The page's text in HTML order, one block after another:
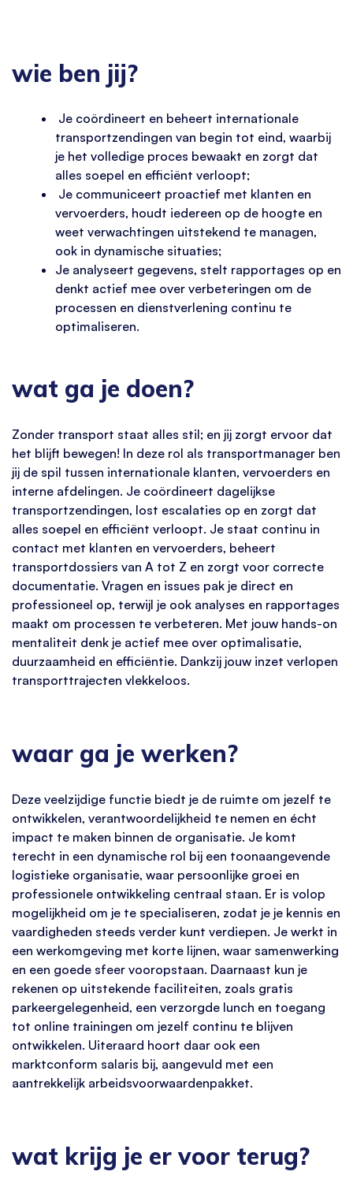
wie ben jij?
Je coördineert en beheert internationale
transportzendingen van begin tot eind, waarbij
je het volledige proces bewaakt en zorgt dat
alles soepel en efficiënt verloopt;
Je communiceert proactief met klanten en
vervoerders, houdt iedereen op de hoogte en
weet verwachtingen uitstekend te managen,
ook in dynamische situaties;
Je analyseert gegevens, stelt rapportages op en
denkt actief mee over verbeteringen om de
processen en dienstverlening continu te
optimaliseren.
wat ga je doen?
Zonder transport staat alles stil; en jij zorgt ervoor dat
het blijft bewegen! In deze rol als transportmanager ben
jij de spil tussen internationale klanten, vervoerders en
interne afdelingen. Je coördineert dagelijkse
transportzendingen, lost escalaties op en zorgt dat
alles soepel en efficiënt verloopt. Je staat continu in
contact met klanten en vervoerders, beheert
transportdossiers van A tot Z en zorgt voor correcte
documentatie. Vragen en issues pak je direct en
professioneel op, terwijl je ook analyses en rapportages
maakt om processen te verbeteren. Met jouw hands-on
mentaliteit denk je actief mee over optimalisatie,
duurzaamheid en efficiëntie. Dankzij jouw inzet verlopen
transporttrajecten vlekkeloos.
waar ga je werken?
Deze veelzijdige functie biedt je de ruimte om jezelf te
ontwikkelen, verantwoordelijkheid te nemen en écht
impact te maken binnen de organisatie. Je komt
terecht in een dynamische rol bij een toonaangevende
logistieke organisatie, waar persoonlijke groei en
professionele ontwikkeling centraal staan. Er is volop
mogelijkheid om je te specialiseren, zodat je je kennis en
vaardigheden steeds verder kunt verdiepen. Je werkt in
een werkomgeving met korte lijnen, waar samenwerking
en een goede sfeer vooropstaan. Daarnaast kun je
rekenen op uitstekende faciliteiten, zoals gratis
parkeergelegenheid, een verzorgde lunch en toegang
tot online trainingen om jezelf continu te blijven
ontwikkelen. Uiteraard hoort daar ook een
marktconform salaris bij, aangevuld met een
aantrekkelijk arbeidsvoorwaardenpakket.
wat krijg je er voor terug?